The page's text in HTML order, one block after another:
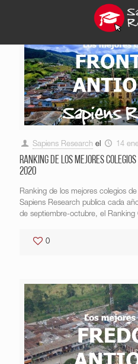
Sapiens Research el 14
Ranking de los mejores
2020
Ranking de los mejores colegios
Sapiens Research publica cada
de septiembre-octubre, el Ranking
0